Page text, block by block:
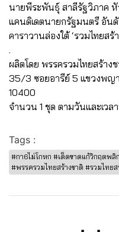
นายพีระพันธุ์ สาลีรัฐวิภาค
แคนดิเดตนายกรัฐมนตรี อัน
คาราวานล่องใต้ ‘รวมไทยส
.
ผลิตโดย พรรครวมไทยสร้าง
35/3 ซอยอารีย์ 5 แขวงพญ
10400
จำนวน 1 ชุด ตามวันและเวล
Tags :
#กา6ไม่โกหก #เด็ดขาดแก้วิกฤตพ
#พรรครวมไทยสร้างชาติ #รวมไทยส